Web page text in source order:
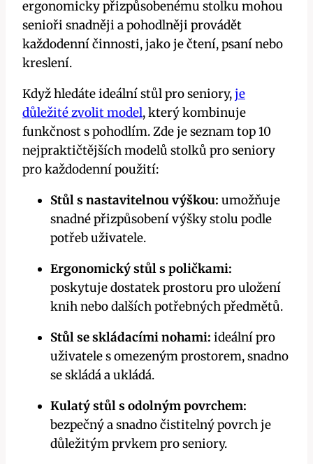
ergonomicky přizpůsobenému stolku mohou
senioři snadněji a pohodlněji provádět
každodenní činnosti, jako je čtení, psaní nebo
kreslení.
Když hledáte ideální stůl pro seniory,je
důležité zvolit model, který kombinuje
funkčnost s pohodlím. Zde je seznam top 10
nejpraktičtějších modelů stolků pro seniory
pro každodenní použití:
Stůl s nastavitelnou výškou: umožňuje
snadné přizpůsobení výšky stolu podle
potřeb uživatele.
Ergonomický stůl s poličkami:
poskytuje dostatek prostoru pro uložení
knih nebo dalších potřebných předmětů.
Stůl se skládacími nohami: ideální pro
uživatele s omezeným prostorem, snadno
se skládá a ukládá.
Kulatý stůl s odolným povrchem:
bezpečný a snadno čistitelný povrch je
důležitým prvkem pro seniory.